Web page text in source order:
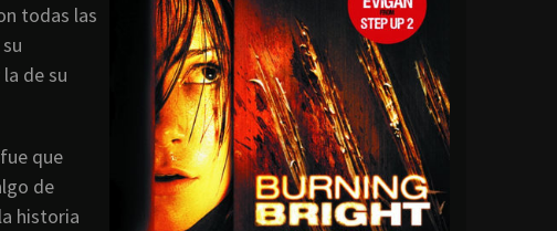
todas las
de su
que
de
historia